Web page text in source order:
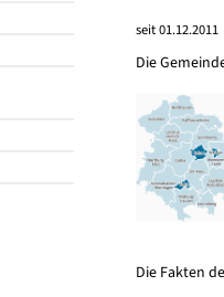
seit 01.12.2011
Die
Die Fakten